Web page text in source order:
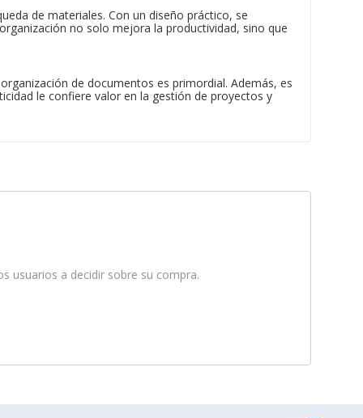
de materiales. Con un diseño práctico, se
no solo mejora la productividad, sino que
de documentos es primordial. Además, es
le confiere valor en la gestión de proyectos y
usuarios a decidir sobre su compra.